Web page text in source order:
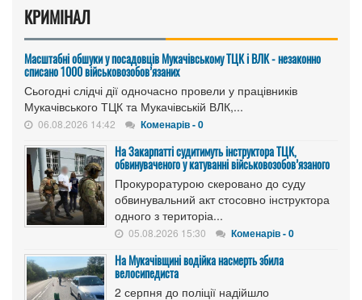
КРИМІНАЛ
Масштабні обшуки у посадовців Мукачівському ТЦК і ВЛК - незаконно
списано 1000 військовозобов’язаних
Сьогодні слідчі дії одночасно провели у працівників
Мукачівського ТЦК та Мукачівській ВЛК,...
06.08.2026 14:42 Коменарів - 0
На Закарпатті судитимуть інструктора ТЦК,
обвинуваченого у катуванні військовозобов’язаного
Прокуроратурою скеровано до суду
обвинувальний акт стосовно інструктора
одного з територіа...
05.08.2026 15:30 Коменарів - 0
На Мукачівщині водійка насмерть збила
велосипедиста
2 серпня до поліції надійшло